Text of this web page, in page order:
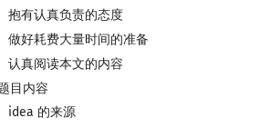
抱有认真负责的态度
做好耗费大量时间的准备
认真阅读本文的内容
目内容
idea 的来源